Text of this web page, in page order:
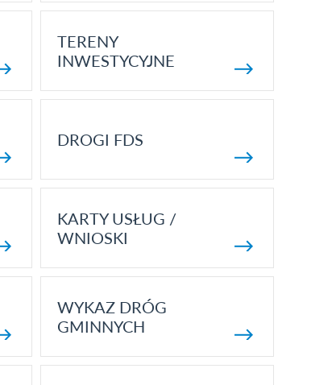
TERENY
INWESTYCYJNE
DROGI FDS
KARTY USŁUG /
WNIOSKI
WYKAZ DRÓG
GMINNYCH